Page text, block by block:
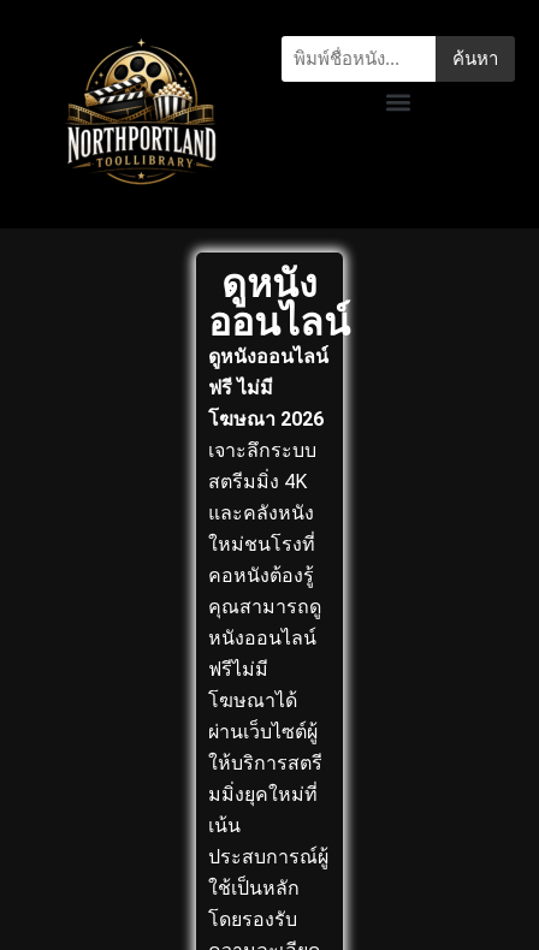
ค้นหา
ดูหนัง
ออนไลน์
ดูหนังออนไลน์
ฟรี ไม่มี
โฆษณา 2026
เจาะลึกระบบ
สตรีมมิ่ง 4K
และคลังหนัง
ใหม่ชนโรงที่
คอหนังต้องรู้
คุณสามารถดู
หนังออนไลน์
ฟรีไม่มี
โฆษณาได้
ผ่านเว็บไซต์ผู้
ให้บริการสตรี
มมิ่งยุคใหม่ที่
เน้น
ประสบการณ์ผู้
ใช้เป็นหลัก
โดยรองรับ